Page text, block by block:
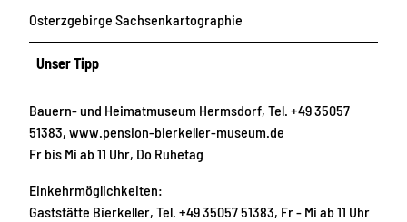
Osterzgebirge Sachsenkartographie
Unser Tipp
Bauern- und Heimatmuseum Hermsdorf, Tel. +49 35057
51383, www.pension-bierkeller-museum.de
Fr bis Mi ab 11 Uhr, Do Ruhetag
Einkehrmöglichkeiten:
Gaststätte Bierkeller, Tel. +49 35057 51383, Fr - Mi ab 11 Uhr